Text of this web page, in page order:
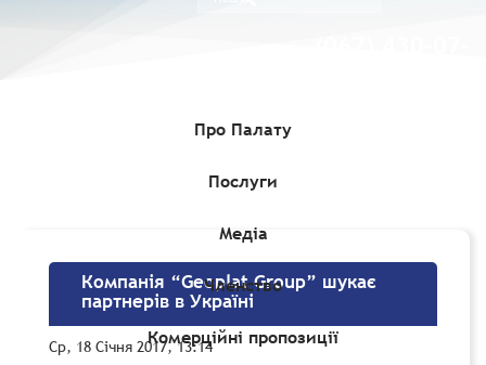
Про Палату
Послуги
Медіа
Членство
Комерційні пропозиції
Комерційні пропозиції»Компанія "Geoplat Group"
Компанія “Geoplat Group” шукає
партнерів в Україні
Ср, 18 Січня 2017, 13:14